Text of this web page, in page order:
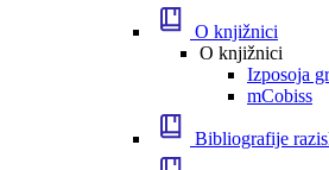
O knjižnici
O knjižnici
Izposoja
mCobiss
Bibliografije